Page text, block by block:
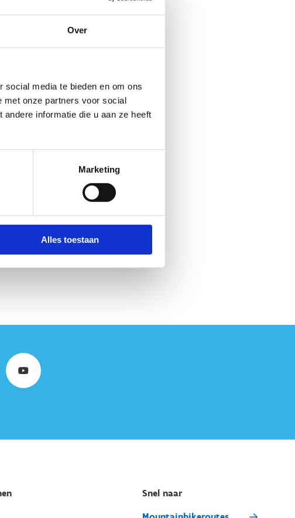
Over
media te bieden en om ons
met onze partners voor social
informatie die u aan ze heeft
Marketing
Alles toestaan
Snel naar